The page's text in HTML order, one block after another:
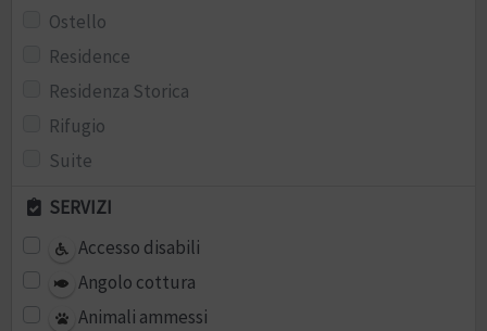
Ostello
Residence
Residenza Storica
Rifugio
Suite
SERVIZI
Accesso disabili
Angolo cottura
Animali ammessi